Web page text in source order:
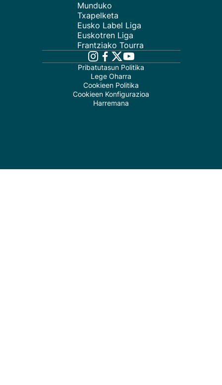
Munduko
Txapelketa
Eusko Label Liga
Euskotren Liga
Frantziako Tourra
Pribatutasun Politika
Lege Oharra
Cookieen Politika
Cookieen Konfigurazioa
Harremana